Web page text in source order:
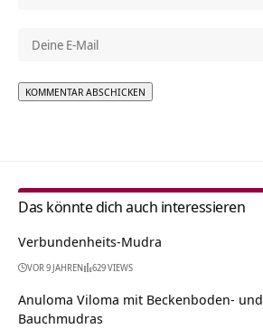
Das könnte dich auch interessieren
Verbundenheits-Mudra
VOR 9 JAHREN 629 VIEWS
Anuloma Viloma mit Beckenboden- und
Bauchmudras